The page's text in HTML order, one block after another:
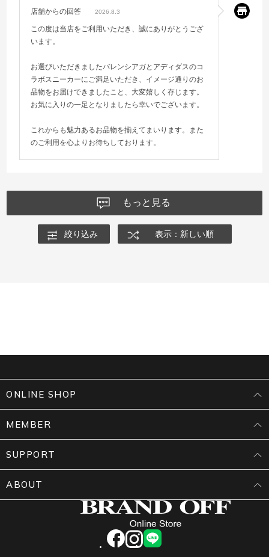
店舗からの回答 2026.8.3
この度は当店をご利用いただき、誠にありがとうござ
います。
お選びいただきましたバレンシアガとアディダスのコ
ラボスニーカーにご満足いただき、イメージ通りのお
品物をお届けできましたこと、大変嬉しく存じます。
お気に入りの一足となりましたら幸いでございます。
これからも魅力あるお品物を揃えてまいります。また
のご利用を心よりお待ちしております。
もっと見る
絞り込み 表示：新しい順
facebookinstagram
LINE
ONLINE SHOP
MEMBER
SUPPORT
ABOUT